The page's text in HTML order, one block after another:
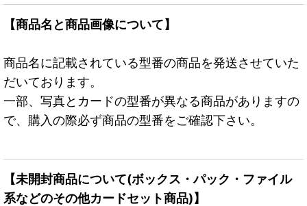
【商品名と商品画像について】
商品名に記載されている型番の商品を発送させていた
だいております。
一部、写真とカードの型番が異なる商品がありますの
で、購入の際必ず商品の型番をご確認下さい。
【未開封商品について(ボックス・パック・ファイル
系などのその他カードセット商品)】